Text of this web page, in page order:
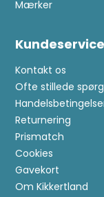
Mærker
Kundeservice
Kontakt os
Ofte stillede
Returnering
Prismatch
Cookies
Gavekort
Om Kikkertland